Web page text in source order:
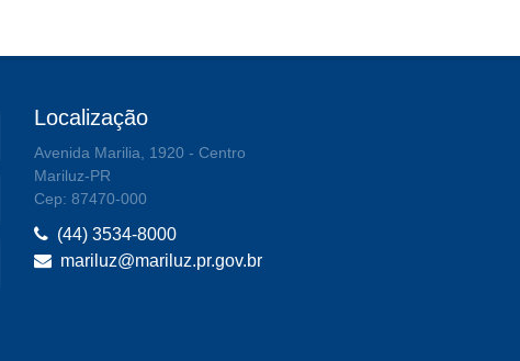
Localização
Avenida Marilia, 1920 - Centro
Mariluz-PR
Cep: 87470-000
(44) 3534-8000
mariluz@mariluz.pr.gov.br